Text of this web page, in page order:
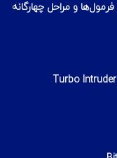
و مراحل چهارگانه